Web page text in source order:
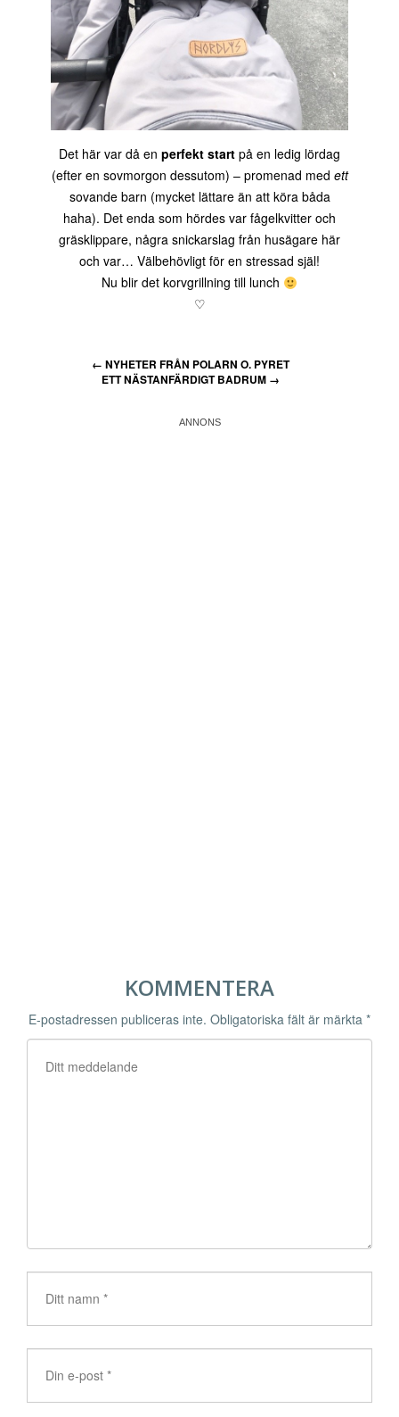
Det här var då en perfekt start på en ledig lördag
(efter en sovmorgon dessutom) – promenad med ett
sovande barn (mycket lättare än att köra båda
haha). Det enda som hördes var fågelkvitter och
gräsklippare, några snickarslag från husägare här
och var… Välbehövligt för en stressad själ!
Nu blir det korvgrillning till lunch
♡
← NYHETER FRÅN POLARN O. PYRET
ETT NÄSTANFÄRDIGT BADRUM →
KOMMENTERA
E-postadressen publiceras inte. Obligatoriska fält är märkta *